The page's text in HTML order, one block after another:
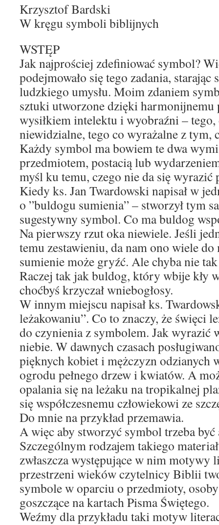
Krzysztof Bardski
W kręgu symboli biblijnych
WSTĘP
Jak najprościej zdefiniować symbol?
podejmowało się tego zadania, starając
ludzkiego umysłu. Moim zdaniem
sztuki utworzone dzięki harmonijnemu
wysiłkiem intelektu i wyobraźni –
niewidzialne, tego co wyrażalne z tym,
Każdy symbol ma bowiem te dwa
przedmiotem, postacią lub
myśl ku temu, czego nie da się wyrazić
Kiedy ks. Jan Twardowski napisał w
o ”buldogu sumienia” – stworzył tym
sugestywny symbol. Co ma buldog
Na pierwszy rzut oka niewiele. Jeśli
temu zestawieniu, da nam ono wiele
sumienie może gryźć. Ale chyba nie
Raczej tak jak buldog, który wbije kły
choćbyś krzyczał wniebogłosy.
W innym miejscu napisał ks.
leżakowaniu”. Co to znaczy, że święci
do czynienia z symbolem. Jak wyrazić
niebie. W dawnych czasach
pięknych kobiet i mężczyzn odzianych
ogrodu pełnego drzew i kwiatów. A
opalania się na leżaku na tropikalnej
się współczesnemu człowiekowi ze
Do mnie na przykład przemawia.
A więc aby stworzyć symbol trzeba być
Szczególnym rodzajem takiego
zwłaszcza występujące w nim motywy
przestrzeni wieków czytelnicy Biblii
symbole w oparciu o przedmioty,
goszczące na kartach Pisma Świętego.
Weźmy dla przykładu taki motyw